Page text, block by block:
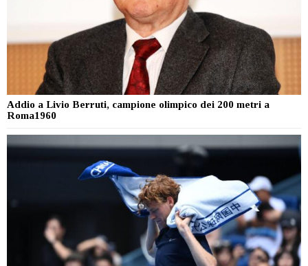
Addio a Livio Berruti, campione olimpico dei 200 metri a
Roma1960